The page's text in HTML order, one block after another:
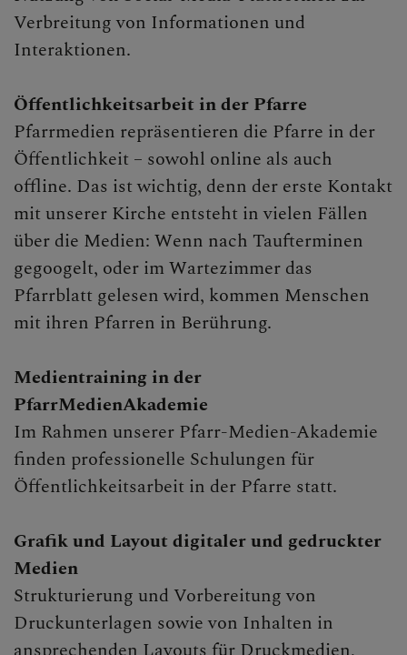
FRAGEN
GLAUBEN
ERLEBEN
MITMACHEN
BEGEGNEN
Seelsorge
Bischof
Personen
Ordinariatskanzlei
Wirtschafts- &
Personalmanagement
Verbreitung von Informationen und
Interaktionen.
Öffentlichkeitsarbeit in der Pfarre
Pfarrmedien repräsentieren die Pfarre in der
Öffentlichkeit – sowohl online als auch
offline. Das ist wichtig, denn der erste Kontakt
mit unserer Kirche entsteht in vielen Fällen
über die Medien: Wenn nach Taufterminen
gegoogelt, oder im Wartezimmer das
Pfarrblatt gelesen wird, kommen Menschen
mit ihren Pfarren in Berührung.
Medientraining in der
PfarrMedienAkademie
Im Rahmen unserer Pfarr-Medien-Akademie
finden professionelle Schulungen für
Öffentlichkeitsarbeit in der Pfarre statt.
Grafik und Layout digitaler und gedruckter
Medien
Strukturierung und Vorbereitung von
Druckunterlagen sowie von Inhalten in